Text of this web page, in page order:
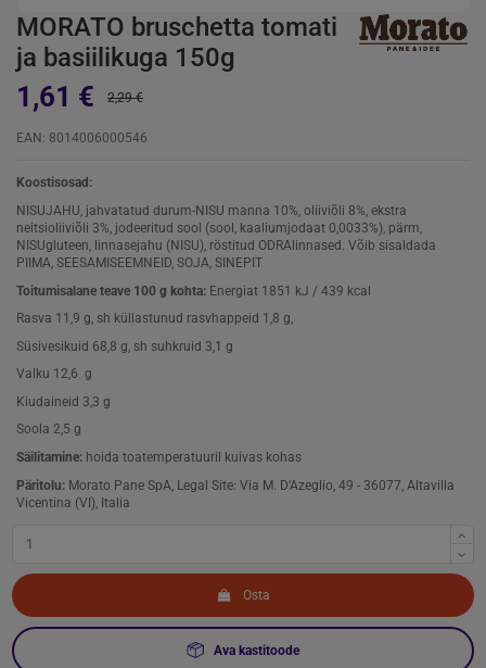
MORATO bruschetta tomati
ja basiilikuga 150g
1,61 € 2,29 €
EAN: 8014006000546
Koostisosad:
NISUJAHU, jahvatatud durum-NISU manna 10%, oliiviõli 8%, ekstra
neitsioliiviõli 3%, jodeeritud sool (sool, kaaliumjodaat 0,0033%), pärm,
NISUgluteen, linnasejahu (NISU), röstitud ODRAlinnased. Võib sisaldada
PIIMA, SEESAMISEEMNEID, SOJA, SINEPIT
Toitumisalane teave 100 g kohta: Energiat 1851 kJ / 439 kcal
Rasva 11,9 g, sh küllastunud rasvhappeid 1,8 g,
Süsivesikuid 68,8 g, sh suhkruid 3,1 g
Valku 12,6 g
Kiudaineid 3,3 g
Soola 2,5 g
Säilitamine: hoida toatemperatuuril kuivas kohas
Päritolu: Morato Pane SpA, Legal Site: Via M. D’Azeglio, 49 - 36077, Altavilla
Vicentina (VI), Italia
Osta
Ava kastitoode